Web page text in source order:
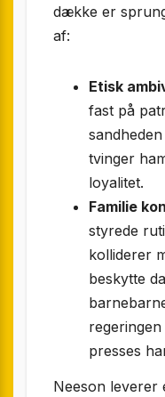
dække er
af:
Etisk
fast på
tvinger
loyalitet.
Familie
styrede
kolliderer
beskytte
presses
Neeson